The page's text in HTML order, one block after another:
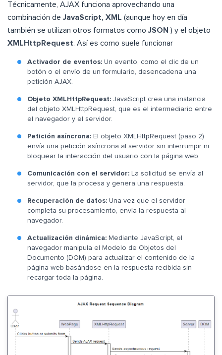
Técnicamente, AJAX funciona aprovechando una
combinación deJavaScript, XML (aunque hoy en día
también se utilizan otros formatos comoJSON ) y el objeto
XMLHttpRequest. Así es como suele funcionar
Activador de eventos: Un evento, como el clic de un
botón o el envío de un formulario, desencadena una
petición AJAX.
Objeto XMLHttpRequest: JavaScript crea una instancia
del objeto XMLHttpRequest, que es el intermediario entre
el navegador y el servidor.
Petición asíncrona: El objeto XMLHttpRequest (paso 2)
envía una petición asíncrona al servidor sin interrumpir ni
bloquear la interacción del usuario con la página web.
Comunicación con el servidor: La solicitud se envía al
servidor, que la procesa y genera una respuesta.
Recuperación de datos: Una vez que el servidor
completa su procesamiento, envía la respuesta al
navegador.
Actualización dinámica: Mediante JavaScript, el
navegador manipula el Modelo de Objetos del
Documento (DOM) para actualizar el contenido de la
página web basándose en la respuesta recibida sin
recargar toda la página.